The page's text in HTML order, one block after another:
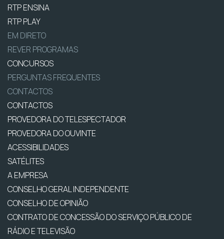
RTP ENSINA
RTP PLAY
EM DIRETO
REVER PROGRAMAS
CONCURSOS
PERGUNTAS FREQUENTES
CONTACTOS
CONTACTOS
PROVEDORA DO TELESPECTADOR
PROVEDORA DO OUVINTE
ACESSIBILIDADES
SATÉLITES
A EMPRESA
CONSELHO GERAL INDEPENDENTE
CONSELHO DE OPINIÃO
CONTRATO DE CONCESSÃO DO SERVIÇO PÚBLICO DE
RÁDIO E TELEVISÃO